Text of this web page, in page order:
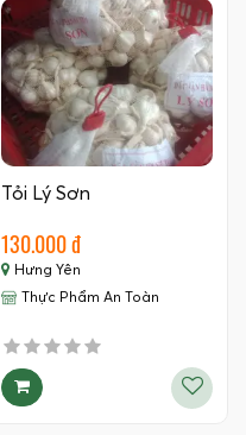
Tỏi Lý Sơn
130.000 đ
Hưng Yên
Thực Phẩm An Toàn